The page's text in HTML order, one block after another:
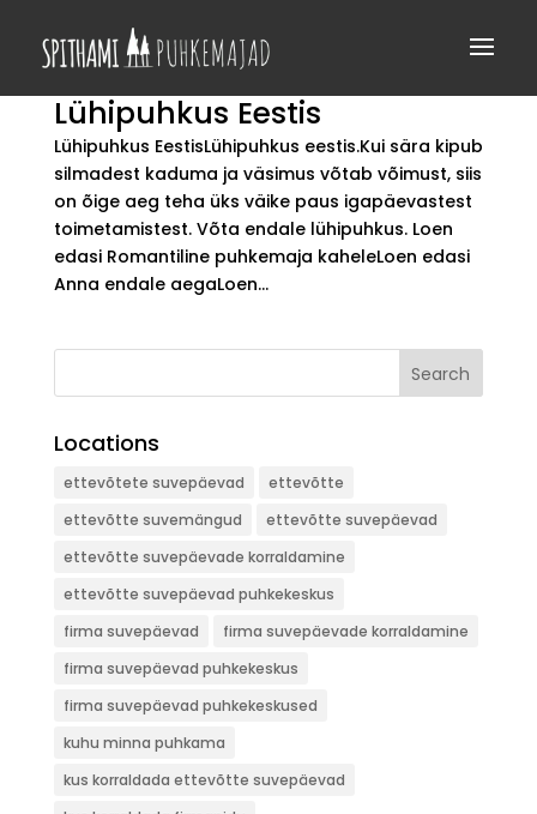
Lühipuhkus Eestis
Lühipuhkus EestisLühipuhkus eestis.Kui sära kipub
silmadest kaduma ja väsimus võtab võimust, siis
on õige aeg teha üks väike paus igapäevastest
toimetamistest. Võta endale lühipuhkus. Loen
edasi Romantiline puhkemaja kaheleLoen edasi
Anna endale aegaLoen...
Search
Locations
ettevõtete suvepäevad
ettevõtte
ettevõtte suvemängud
ettevõtte suvepäevad
ettevõtte suvepäevade korraldamine
ettevõtte suvepäevad puhkekeskus
firma suvepäevad
firma suvepäevade korraldamine
firma suvepäevad puhkekeskus
firma suvepäevad puhkekeskused
kuhu minna puhkama
kus korraldada ettevõtte suvepäevad